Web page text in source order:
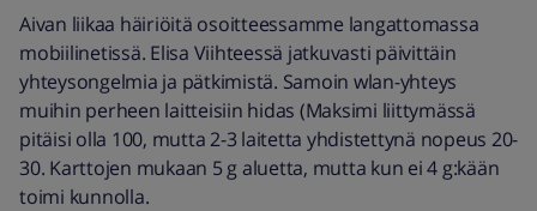
Aivan liikaa häiriöitä osoitteessamme langattomassa
mobiilinetissä. Elisa Viihteessä jatkuvasti päivittäin
yhteysongelmia ja pätkimistä. Samoin wlan-yhteys
muihin perheen laitteisiin hidas (Maksimi liittymässä
pitäisi olla 100, mutta 2-3 laitetta yhdistettynä nopeus 20-
30. Karttojen mukaan 5 g aluetta, mutta kun ei 4 g:kään
toimi kunnolla.